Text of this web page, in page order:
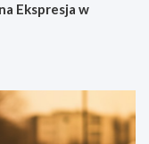
Ekspresja w